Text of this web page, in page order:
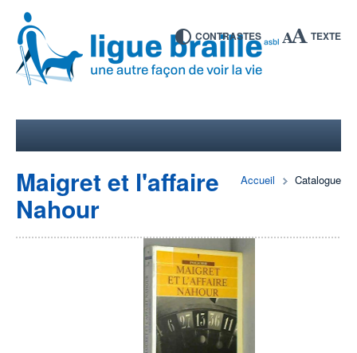
CONTRASTES TEXTE
Accueil Catalogue
Maigret et l'affaire
Nahour